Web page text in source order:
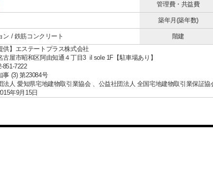
管理費・共益費
築年月(築年数)
ン / 鉄筋コンクリート 階建
供】エステートプラス株式会社
古屋市昭和区阿由知通４丁目3 il sole 1F【駐車場あり】
851-7222
事 (3) 第23084号
法人 愛知県宅地建物取引業協会 、公益社団法人 全国宅地建物取引業保証
年9月15日